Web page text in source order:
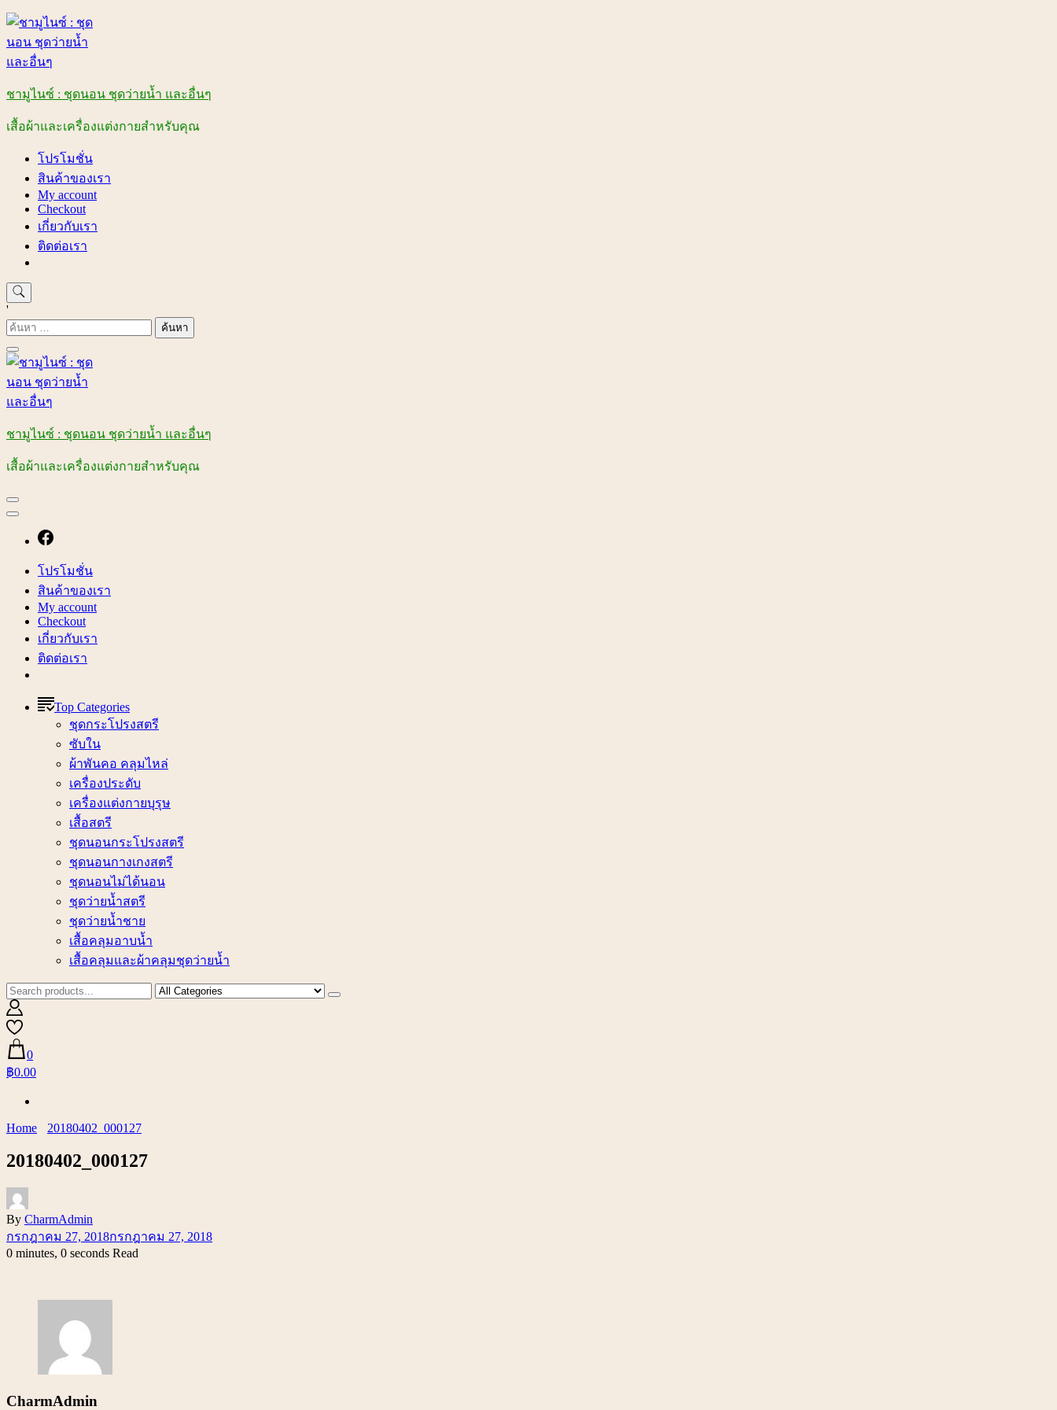
Skip
content
ชามูไนซ์ : ชุดนอน ชุดว่ายน้ำ และอื่นๆ
เสื้อผ้าและเครื่องแต่งกายสำหรับคุณ
โปรโมชั่น
สินค้าของเรา
My account
Checkout
เกี่ยวกับเรา
ติดต่อเรา
'
ค้นหา
สำหรับ:
ชามูไนซ์ : ชุดนอน ชุดว่ายน้ำ และอื่นๆ
เสื้อผ้าและเครื่องแต่งกายสำหรับคุณ
โปรโมชั่น
สินค้าของเรา
My account
Checkout
เกี่ยวกับเรา
ติดต่อเรา
Top Categories
ชุดกระโปรงสตรี
ซับใน
ผ้าพันคอ คลุมไหล่
เครื่องประดับ
เครื่องแต่งกายบุรุษ
เสื้อสตรี
ชุดนอนกระโปรงสตรี
ชุดนอนกางเกงสตรี
ชุดนอนไม่ได้นอน
ชุดว่ายน้ำสตรี
ชุดว่ายน้ำชาย
เสื้อคลุมอาบน้ำ
เสื้อคลุมและผ้าคลุมชุดว่ายน้ำ
0
฿0.00
Home 20180402_000127
20180402_000127
By CharmAdmin
กรกฎาคม 27, 2018กรกฎาคม 27, 2018
0 minutes, 0 seconds Read
CharmAdmin